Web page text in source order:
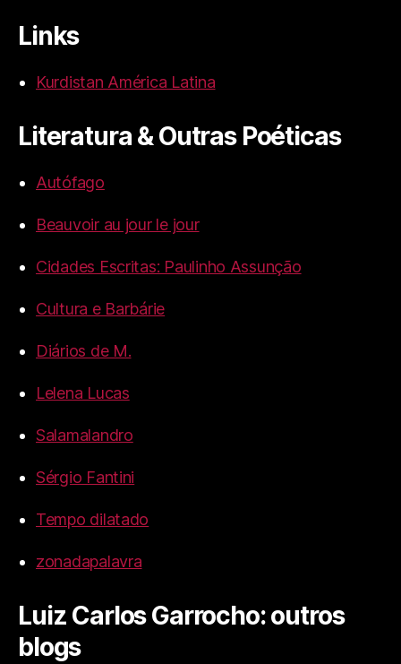
Links
Kurdistan América Latina
Literatura & Outras Poéticas
Autófago
Beauvoir au jour le jour
Cidades Escritas: Paulinho Assunção
Cultura e Barbárie
Diários de M.
Lelena Lucas
Salamalandro
Sérgio Fantini
Tempo dilatado
zonadapalavra
Luiz Carlos Garrocho: outros
blogs